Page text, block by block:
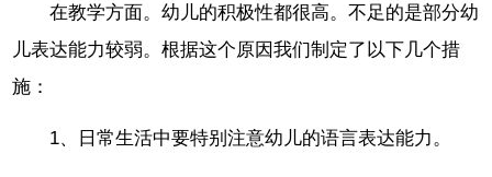
在教学方面。幼儿的积极性都很高。不足的是部分幼
儿表达能力较弱。根据这个原因我们制定了以下几个措
施：
1、日常生活中要特别注意幼儿的语言表达能力。